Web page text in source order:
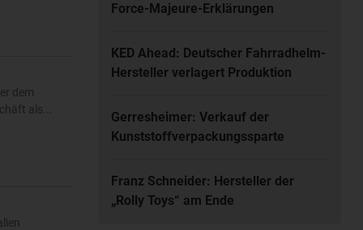
dem
als...
Force-Majeure-Erklärungen
KED Ahead: Deutscher Fahrradhelm-
Hersteller verlagert Produktion
Gerresheimer: Verkauf der
Kunststoffverpackungssparte
Franz Schneider: Hersteller der
„Rolly Toys“ am Ende